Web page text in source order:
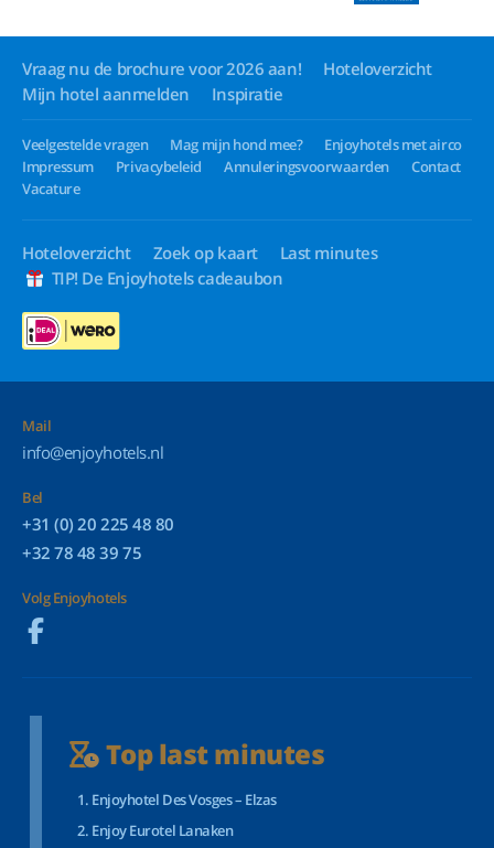
Vraag nu de brochure voor 2026 aan!
Hoteloverzicht
Mijn hotel aanmelden
Inspiratie
Veelgestelde vragen Mag mijn hond mee?
Enjoyhotels met airco
Impressum
Privacybeleid Annuleringsvoorwaarden
Contact
Vacature
Hoteloverzicht Zoek op kaart
Last minutes
TIP! De Enjoyhotels cadeaubon
Mail
info@enjoyhotels.nl
Bel
+31 (0) 20 225 48 80
+32 78 48 39 75
Volg Enjoyhotels
Top last minutes
Enjoyhotel Des Vosges – Elzas
Enjoy Eurotel Lanaken